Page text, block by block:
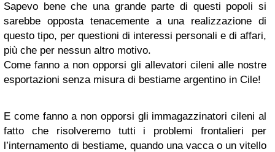
Sapevo bene che una grande parte di questi popoli si
sarebbe opposta tenacemente a una realizzazione di
questo tipo, per questioni di interessi personali e di affari,
più che per nessun altro motivo.
Come fanno a non opporsi gli allevatori cileni alle nostre
esportazioni senza misura di bestiame argentino in Cile!
E come fanno a non opporsi gli immagazzinatori cileni al
fatto che risolveremo tutti i problemi frontalieri per
l’internamento di bestiame, quando una vacca o un vitello